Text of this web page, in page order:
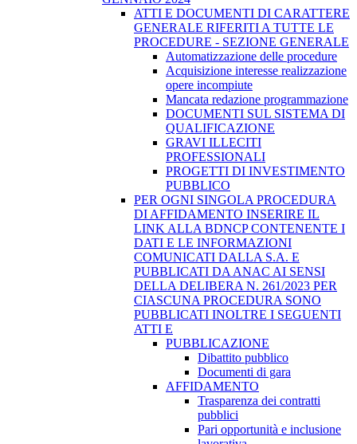
ATTI E DOCUMENTI DI CARATTERE
GENERALE RIFERITI A TUTTE LE
PROCEDURE - SEZIONE GENERALE
Automatizzazione delle procedure
Acquisizione interesse realizzazione
opere incompiute
Mancata redazione programmazione
DOCUMENTI SUL SISTEMA DI
QUALIFICAZIONE
GRAVI ILLECITI
PROFESSIONALI
PROGETTI DI INVESTIMENTO
PUBBLICO
PER OGNI SINGOLA PROCEDURA
DI AFFIDAMENTO INSERIRE IL
LINK ALLA BDNCP CONTENENTE I
DATI E LE INFORMAZIONI
COMUNICATI DALLA S.A. E
PUBBLICATI DA ANAC AI SENSI
DELLA DELIBERA N. 261/2023 PER
CIASCUNA PROCEDURA SONO
PUBBLICATI INOLTRE I SEGUENTI
ATTI E
PUBBLICAZIONE
Dibattito pubblico
Documenti di gara
AFFIDAMENTO
Trasparenza dei contratti
pubblici
Pari opportunità e inclusione